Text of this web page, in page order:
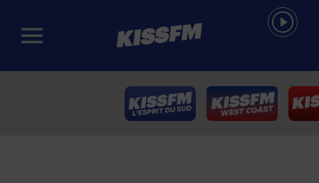
Passer au contenu principal